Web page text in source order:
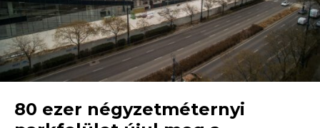
80 ezer négyzetméternyi